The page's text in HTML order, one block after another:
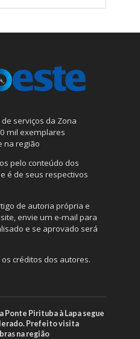
serviços da Zona
mil exemplares
na região
pelo conteúdo dos
é de seus respectivos
de autoria própria e
envie um e-mail para
e se aprovado será
créditos dos autores.
Ponte Pirituba à Lapa segue
Prefeito visita
na região